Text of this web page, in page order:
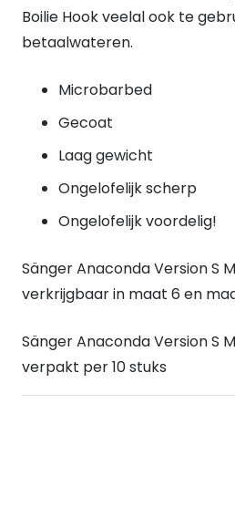
Boilie Hook veelal ook te
betaalwateren.
Microbarbed
Gecoat
Laag gewicht
Ongelofelijk scherp
Ongelofelijk voordelig!
Sänger Anaconda Version S
verkrijgbaar in maat 6 en
Sänger Anaconda Version S
verpakt per 10 stuks